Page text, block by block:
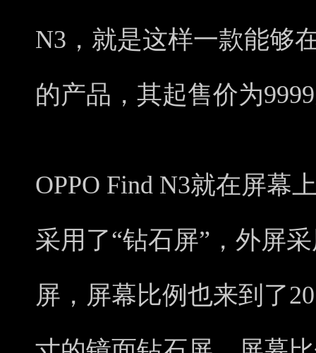
N3，就是这样一款能够
的产品，其起售价为
OPPO Find N3就在屏幕
采用了“钻石屏”，外屏
屏，屏幕比例也来到了